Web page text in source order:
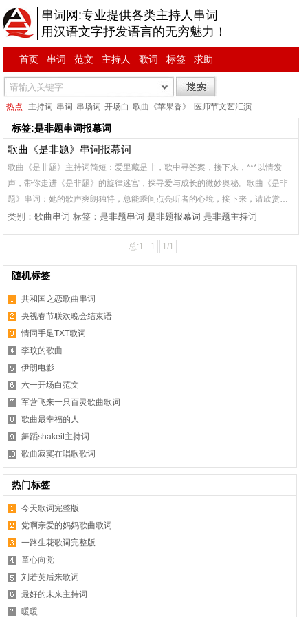
串词网:专业提供各类主持人串词
用汉语文字抒发语言的无穷魅力！
首页 串词 范文 主持人 歌词 标签 求助
热点: 主持词 串词 串场词 开场白 歌曲《苹果香》 医师节文艺汇演
标签:是非题串词报幕词
歌曲《是非题》串词报幕词
歌曲《是非题》主持词简短：爱里藏是非，歌中寻答案，接下来，***以情发
声，带你走进《是非题》的旋律迷宫，探寻爱与成长的微妙奥秘。歌曲《是非
题》串词：她的歌声爽朗独特，总能瞬间点亮听者的心境，接下来，请欣赏…
类别：歌曲串词 标签： 是非题串词 是非题报幕词 是非题主持词
总:1 1 1/1
随机标签
共和国之恋歌曲串词
央视春节联欢晚会结束语
情同手足TXT歌词
李玟的歌曲
伊朗电影
六一开场白范文
军营飞来一只百灵歌曲歌词
歌曲最幸福的人
舞蹈shakeit主持词
歌曲寂寞在唱歌歌词
热门标签
今天歌词完整版
党啊亲爱的妈妈歌曲歌词
一路生花歌词完整版
童心向党
刘若英后来歌词
最好的未来主持词
暖暖